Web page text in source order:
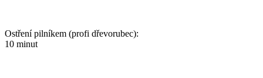
Ostření pilníkem (profi dřevorubec):
10 minut